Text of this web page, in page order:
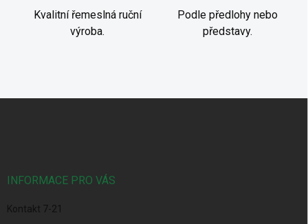
Kvalitní řemeslná ruční
výroba.
Podle předlohy nebo
představy.
INFORMACE PRO VÁS
Kontakt 7-21